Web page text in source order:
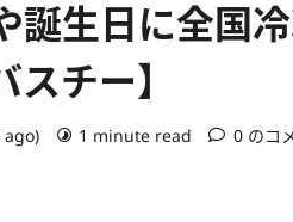
誕生日に全国
チー】
ago) 1 minute read 0 のコ